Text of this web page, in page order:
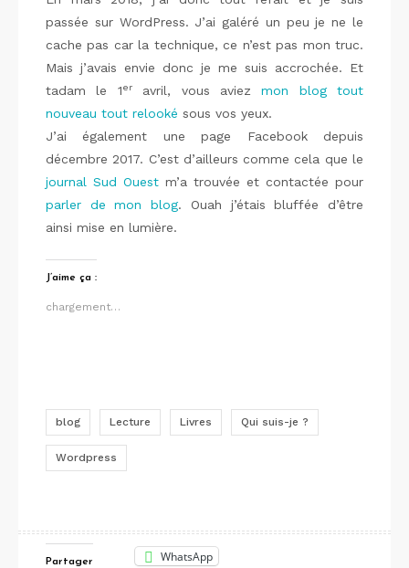
passée sur WordPress. J’ai galéré un peu je ne le
cache pas car la technique, ce n’est pas mon truc.
Mais j’avais envie donc je me suis accrochée. Et
tadam le 1eravril, vous aviezmon blog tout
nouveau tout relooké sous vos yeux.
J’ai également une page Facebook depuis
décembre 2017. C’est d’ailleurs comme cela que le
journal Sud Ouest m’a trouvée et contactée pour
parler de mon blog. Ouah j’étais bluffée d’être
ainsi mise en lumière.
J’aime ça :
chargement…
blog Lecture Livres Qui suis-je ?
Wordpress
Partager WhatsApp